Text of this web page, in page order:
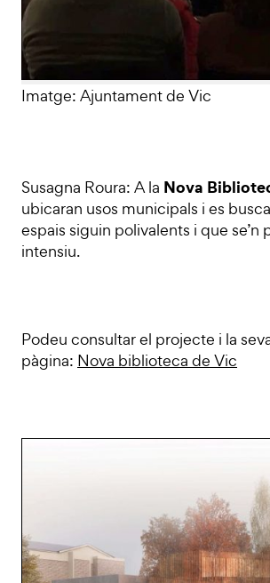
Imatge: Ajuntament de Vic
Susagna Roura: A la Nova
ubicaran usos municipals i es
espais siguin polivalents i que se’n
intensiu.
Podeu consultar el projecte i la
pàgina: Nova biblioteca de Vic